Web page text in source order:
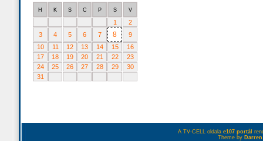
H K S C P S V
1
2
3
4 5 6 7 8
9
10
11 12 13 14 15
16
17
18 19 20 21 22
23
24
25 26 27 28 29
30
31
A TV-CELL oldala e107 portál
Theme by